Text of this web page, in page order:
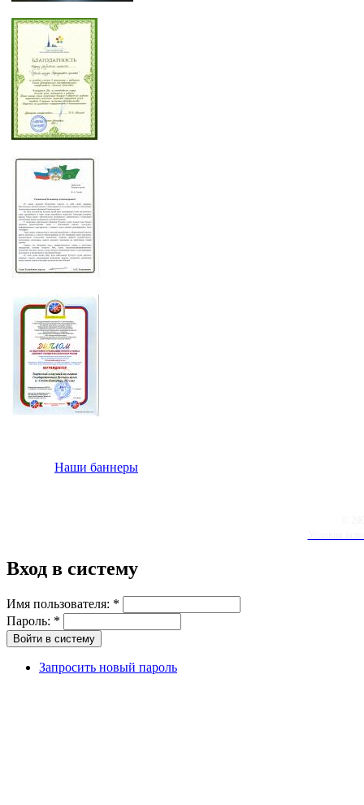
Наши баннеры
Вход в систему
Имя пользователя: *
Пароль: *
Запросить новый пароль